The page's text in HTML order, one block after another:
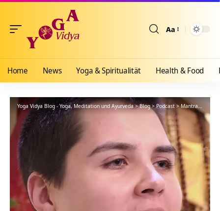
Aa
Home News Yoga & Spiritualität Health & Food
Yoga Vidya Blog - Yoga, Meditation und Ayurveda>Blog>Podcast>Mantra>